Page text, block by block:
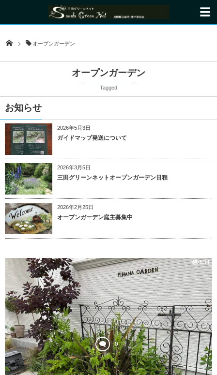
オープンガーデン
オープンガーデン
Tagged
お知らせ
2026年5月3日
ガイドマップ発送について
2026年3月5日
三田グリーンネットオープンガーデン日程
2026年2月25日
オープンガーデン庭主募集中
534
0